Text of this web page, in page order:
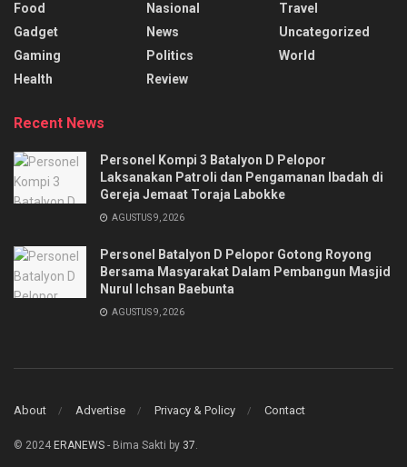
Food
Gadget
Gaming
Health
Nasional
News
Politics
Review
Travel
Uncategorized
World
Recent News
Personel Kompi 3 Batalyon D Pelopor
Laksanakan Patroli dan Pengamanan Ibadah di
Gereja Jemaat Toraja Labokke
AGUSTUS 9, 2026
Personel Batalyon D Pelopor Gotong Royong
Bersama Masyarakat Dalam Pembangun Masjid
Nurul Ichsan Baebunta
AGUSTUS 9, 2026
About Advertise Privacy & Policy Contact
© 2024 ERANEWS - Bima Sakti by 37